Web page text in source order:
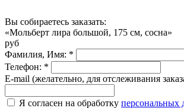
Вы собираетесь заказать:
«Мольберт лира большой, 175 см, сосна»
руб
Фамилия, Имя: *
Телефон: *
E-mail (желательно, для отслеживания
Я согласен на обработку персональных